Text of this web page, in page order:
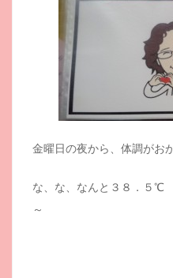
金曜日の夜から、体調がお
な、な、なんと３８．５℃
～